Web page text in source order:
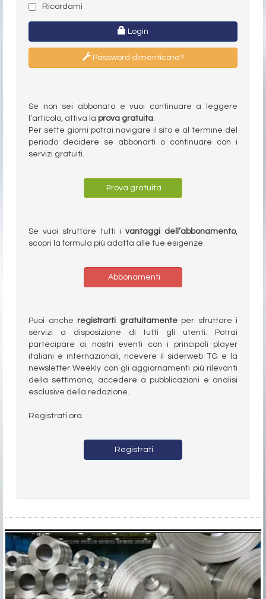
Ricordami
Login
Password dimenticata?
Se non sei abbonato e vuoi continuare a leggere
l’articolo, attiva la prova gratuita.
Per sette giorni potrai navigare il sito e al termine del
periodo decidere se abbonarti o continuare con i
servizi gratuiti.
Prova gratuita
Se vuoi sfruttare tutti ivantaggi dell’abbonamento,
scopri la formula più adatta alle tue esigenze.
Abbonamenti
Puoi anche registrarti gratuitamenteper sfruttare i
servizi a disposizione di tutti gli utenti. Potrai
partecipare ai nostri eventi con i principali player
italiani e internazionali, ricevere il siderweb TG e la
newsletter Weekly con gli aggiornamenti più rilevanti
della settimana, accedere a pubblicazioni e analisi
esclusive della redazione.
Registrati ora.
Registrati